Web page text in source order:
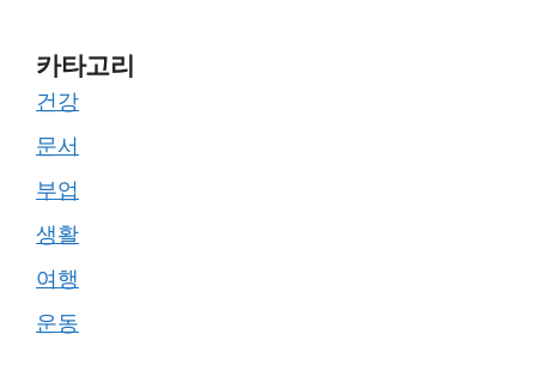
카타고리
건강
문서
부업
생활
여행
운동